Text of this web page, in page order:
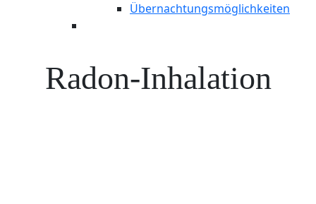
Übernachtungsmöglichkeiten
Radon-Inhalation